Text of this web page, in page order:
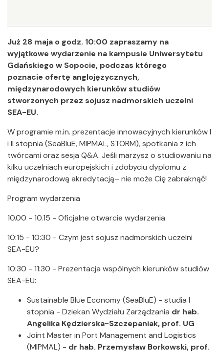
Już 28 maja o godz. 10:00 zapraszamy na
wyjątkowe wydarzenie na kampusie Uniwersytetu
Gdańskiego w Sopocie, podczas którego
poznacie ofertę anglojęzycznych,
międzynarodowych kierunków studiów
stworzonych przez sojusz nadmorskich uczelni
SEA-EU.
W programie m.in. prezentacje innowacyjnych kierunków I
i II stopnia (SeaBluE, MIPMAL, STORM), spotkania z ich
twórcami oraz sesja Q&A. Jeśli marzysz o studiowaniu na
kilku uczelniach europejskich i zdobyciu dyplomu z
międzynarodową akredytacją– nie może Cię zabraknąć!
Program wydarzenia
10.00 - 10.15 - Oficjalne otwarcie wydarzenia
10:15 - 10:30 - Czym jest sojusz nadmorskich uczelni
SEA-EU?
10:30 - 11:30 - Prezentacja wspólnych kierunków studiów
SEA-EU:
Sustainable Blue Economy (SeaBluE) - studia I
stopnia - Dziekan Wydziału Zarządzania dr hab.
Angelika Kędzierska-Szczepaniak, prof. UG
Joint Master in Port Management and Logistics
(MIPMAL) - dr hab. Przemysław Borkowski, prof.